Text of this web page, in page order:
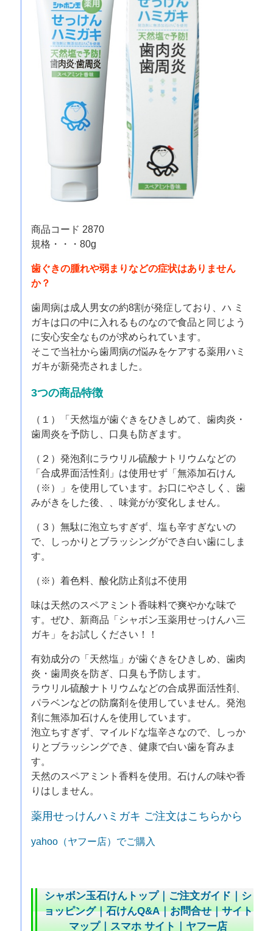
商品コード 2870
規格・・・80g
歯ぐきの腫れや弱まりなどの症状はありません
か？
歯周病は成人男女の約8割が発症しており、ハ ミ
ガキは口の中に入れるものなので食品と同じよう
に安心安全なものが求められています。
そこで当社から歯周病の悩みをケアする薬用ハミ
ガキが新発売されました。
3つの商品特徴
（１）「天然塩が歯ぐきをひきしめて、歯肉炎・
歯周炎を予防し、口臭も防ぎます。
（２）発泡剤にラウリル硫酸ナトリウムなどの
「合成界面活性剤」は使用せず「無添加石けん
（※）」を使用しています。お口にやさしく、歯
みがきをした後、、味覚がが変化しません。
（３）無駄に泡立ちすぎず、塩も辛すぎないの
で、しっかりとブラッシングができ白い歯にしま
す。
（※）着色料、酸化防止剤は不使用
味は天然のスペアミント香味料で爽やかな味で
す。ぜひ、新商品「シャボン玉薬用せっけんハ三
ガキ」をお試しください！！
有効成分の「天然塩」が歯ぐきをひきしめ、歯肉
炎・歯周炎を防ぎ、口臭も予防します。
ラウリル硫酸ナトリウムなどの合成界面活性剤、
パラベンなどの防腐剤を使用していません。発泡
剤に無添加石けんを使用しています。
泡立ちすぎず、マイルドな塩辛さなので、しっか
りとブラッシングでき、健康で白い歯を育みま
す。
天然のスペアミント香料を使用。石けんの味や香
りはしません。
薬用せっけんハミガキ ご注文はこちらから
yahoo（ヤフー店）でご購入
シャボン玉石けんトップ｜ご注文ガイド｜シ
ョッピング｜石けんQ&A｜お問合せ｜サイト
マップ｜スマホ サイト｜ヤフー店